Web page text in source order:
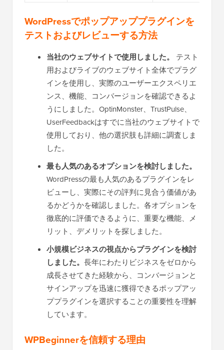
WordPressでポップアッププラグインを
テストおよびレビューする方法
当社のウェブサイトで使用しました。
テスト
用およびライブのウェブサイト全体でプラグ
インを使用し、実際のユーザーエクスペリエ
ンス、機能、コンバージョンを確認できるよ
うにしました。OptinMonster、TrustPulse、
UserFeedbackはすでに当社のウェブサイトで
使用しており、他の選択肢も詳細に調査しま
した。
最も人気のあるオプションを検討しました。
WordPressの最も人気のあるプラグインをレ
ビューし、実際にその評判に見合う価値があ
るかどうかを確認しました。各オプションを
徹底的に評価できるように、重要な機能、メ
リット、デメリットを探しました。
小規模ビジネスの視点からプラグインを検討
しました。 長年にわたりビジネスをゼロから
成長させてきた経験から、コンバージョンと
サインアップを迅速に獲得できるポップアッ
ププラグインを選択することの重要性を理解
しています。
WPBeginnerを信頼する理由